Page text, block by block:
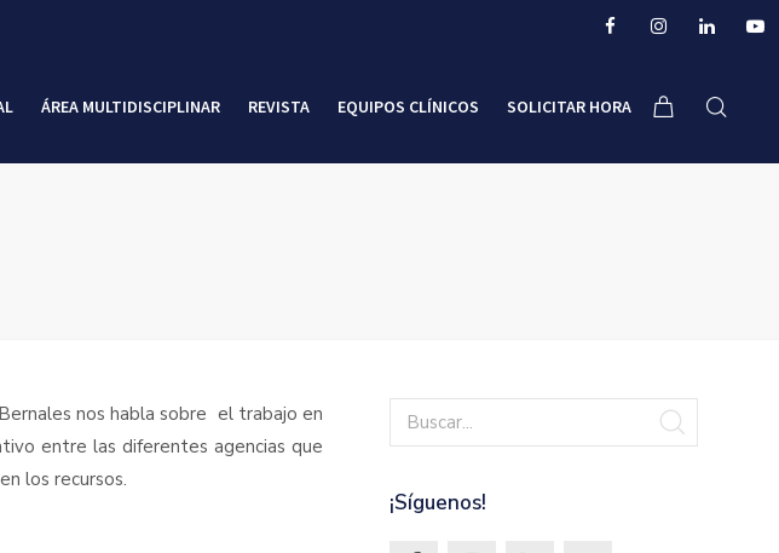
ÁREA MULTIDISCIPLINAR REVISTA EQUIPOS CLÍNICOS SOLICITAR HORA
nos habla sobre el trabajo en
entre las diferentes agencias que
los recursos.
¡Síguenos!